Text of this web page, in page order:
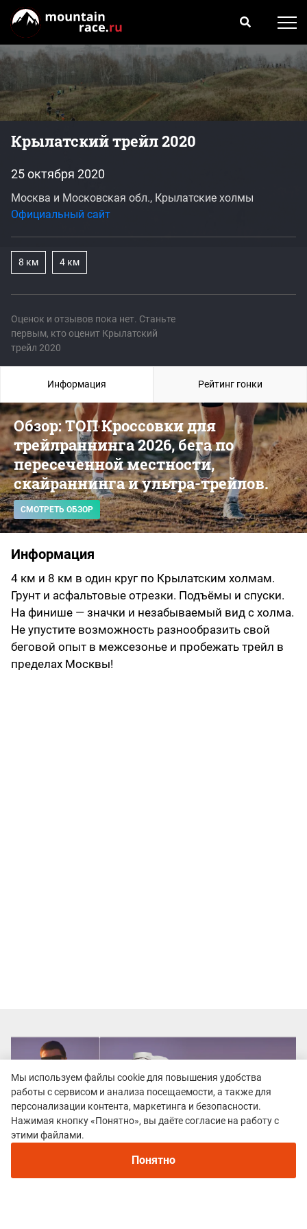
Крылатский трейл 2020
Оценок и отзывов пока нет. Станьте
первым, кто оценит Крылатский
трейл 2020
25 октября 2020
Москва и Московская обл., Крылатские холмы
Официальный сайт
8 км 4 км
Обзор: ТОП Кроссовки для
трейлраннинга 2026, бега по
пересеченной местности,
скайраннинга и ультра-трейлов.
СМОТРЕТЬ ОБЗОР
Информация
4 км и 8 км в один круг по Крылатским холмам.
Грунт и асфальтовые отрезки. Подъёмы и спуски.
На финише — значки и незабываемый вид с холма.
Не упустите возможность разнообразить свой
беговой опыт в межсезонье и пробежать трейл в
пределах Москвы!
Информация Рейтинг гонки
Мы используем файлы cookie для повышения удобства
работы с сервисом и анализа посещаемости, а также для
персонализации контента, маркетинга и безопасности.
Нажимая кнопку «Понятно», вы даёте согласие на работу с
этими файлами.
Понятно